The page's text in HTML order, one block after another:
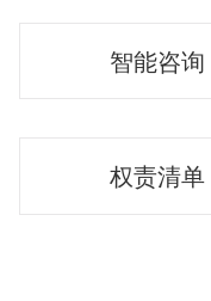
智能咨询
权责清单